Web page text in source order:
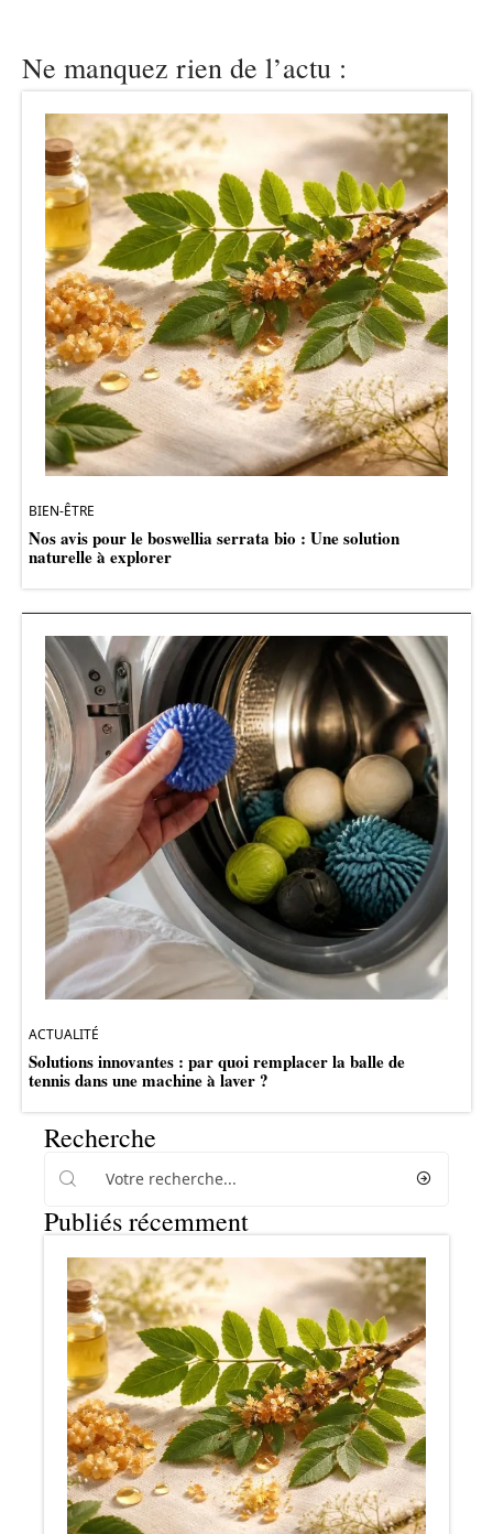
Ne manquez rien de l’actu :
BIEN-ÊTRE
Nos avis pour le boswellia serrata bio : Une solution
naturelle à explorer
ACTUALITÉ
Solutions innovantes : par quoi remplacer la balle de
tennis dans une machine à laver ?
Recherche
Publiés récemment